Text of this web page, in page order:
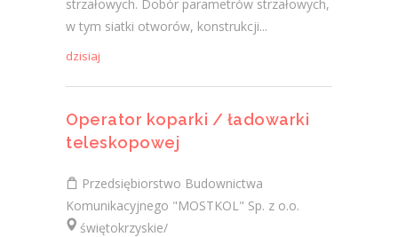
strzałowych. Dobór parametrów strzałowych,
w tym siatki otworów, konstrukcji...
dzisiaj
Operator koparki / ładowarki
teleskopowej
Przedsiębiorstwo Budownictwa
Komunikacyjnego "MOSTKOL" Sp. z o.o.
świętokrzyskie/